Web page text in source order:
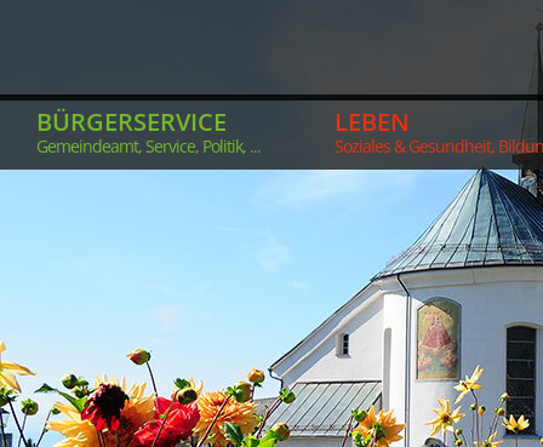
BÜRGERSERVICE
Gemeindeamt, Service, Politik, ...
LEBEN
Soziales & Gesundheit,